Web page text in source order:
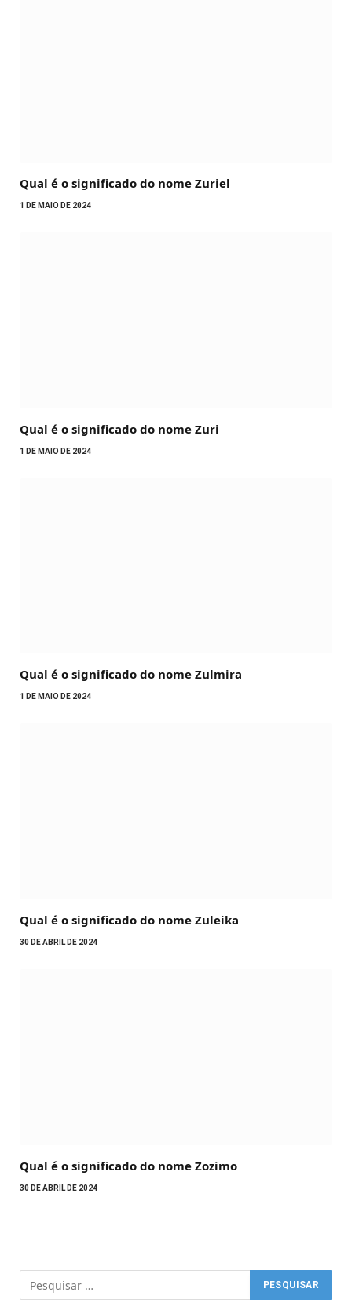
Qual é o significado do nome Zuriel
1 DE MAIO DE 2024
Qual é o significado do nome Zuri
1 DE MAIO DE 2024
Qual é o significado do nome Zulmira
1 DE MAIO DE 2024
Qual é o significado do nome Zuleika
30 DE ABRIL DE 2024
Qual é o significado do nome Zozimo
30 DE ABRIL DE 2024